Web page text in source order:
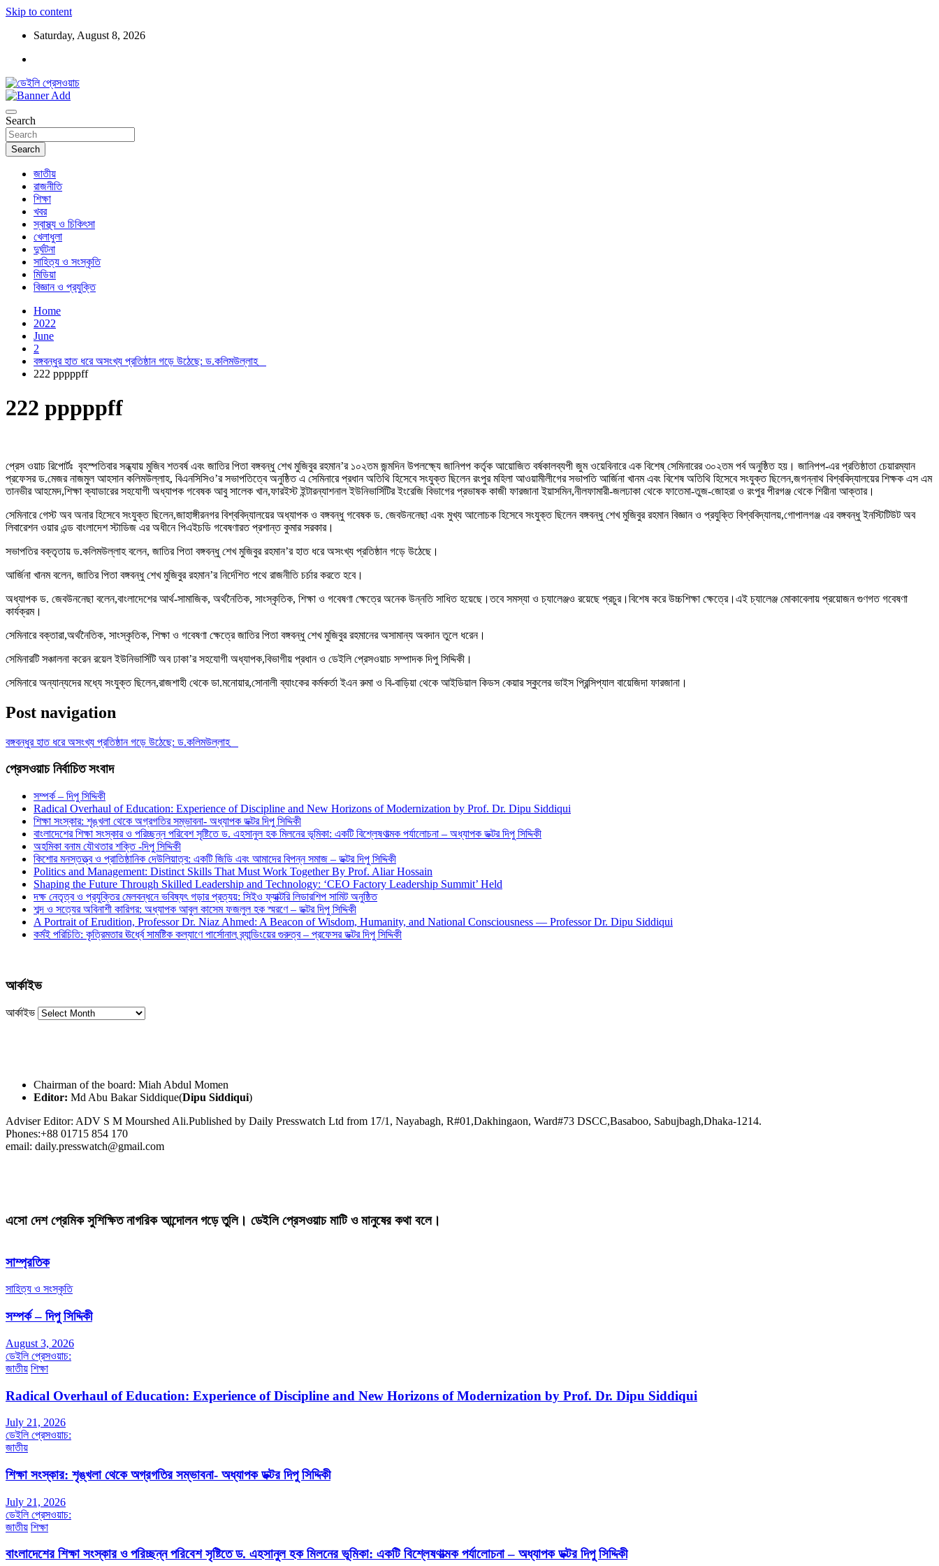
Skip to content
Saturday, August 8, 2026
ডেইলি প্রেসওয়াচ
Search
Search
জাতীয়
রাজনীতি
শিক্ষা
খবর
স্বাস্থ্য ও চিকিৎসা
খেলাধুলা
দুর্ঘটনা
সাহিত্য ও সংস্কৃতি
মিডিয়া
বিজ্ঞান ও প্রযুক্তি
Home
2022
June
2
বঙ্গবন্ধুর হাত ধরে অসংখ্য প্রতিষ্ঠান গড়ে উঠেছে: ড.কলিমউল্লাহ
222 pppppff
222 pppppff
প্রেস ওয়াচ রিপোর্টঃ বৃহস্পতিবার সন্ধ্যায় মুজিব শতবর্ষ এবং জাতির পিতা বঙ্গবন্ধু শেখ মুজিবুর রহমান’র ১০২তম জন্মদিন উপলক্ষ্যে জানিপপ কর্তৃক আয়োজিত বর্ষকালব্যপী জুম ওয়েবিনারে এক বিশেষ্ সেমিনারের ৩০২তম পর্ব অনুষ্ঠিত হয়। জানিপপ-এর প্রতিষ্ঠাতা চেয়ারম্যান
প্রফেসর ড.মেজর নাজমুল আহসান কলিমউল্লাহ, বিএনসিসিও’র সভাপতিত্বে অনুষ্ঠিত এ সেমিনারে প্রধান অতিথি হিসেবে সংযুক্ত ছিলেন রংপুর মহিলা আওয়ামীলীগের সভাপতি আর্জিনা খানম এবং বিশেষ অতিথি হিসেবে সংযুক্ত ছিলেন,জগন্নাথ বিশ্ববিদ্যালয়ের শিক্ষক এস এম
তানভীর আহমেদ,শিক্ষা ক্যাডারের সহযোগী অধ্যাপক গবেষক আবু সালেক খান,ফারইস্ট ইন্টারন্যাশনাল ইউনিভার্সিটির ইংরেজি বিভাগের প্রভাষক কাজী ফারজানা ইয়াসমিন,নীলফামারী-জলঢাকা থেকে ফাতেমা-তুজ-জোহরা ও রংপুর পীরগঞ্জ থেকে শিরীনা আক্তার।
সেমিনারে গেস্ট অব অনার হিসেবে সংযুক্ত ছিলেন,জাহাঙ্গীরনগর বিশ্ববিদ্যালয়ের অধ্যাপক ও বঙ্গবন্ধু গবেষক ড. জেবউননেছা এবং মুখ্য আলোচক হিসেবে সংযুক্ত ছিলেন বঙ্গবন্ধু শেখ মুজিবুর রহমান বিজ্ঞান ও প্রযুক্তি বিশ্ববিদ্যালয়,গোপালগঞ্জ এর বঙ্গবন্ধু ইনস্টিটিউট অব
লিবারেশন ওয়ার এন্ড বাংলাদেশ স্টাডিজ এর অধীনে পিএইচডি গবেষণারত প্রশান্ত কুমার সরকার।
সভাপতির বক্তৃতায় ড.কলিমউল্লাহ বলেন, জাতির পিতা বঙ্গবন্ধু শেখ মুজিবুর রহমান’র হাত ধরে অসংখ্য প্রতিষ্ঠান গড়ে উঠেছে।
আর্জিনা খানম বলেন, জাতির পিতা বঙ্গবন্ধু শেখ মুজিবুর রহমান’র নির্দেশিত পথে রাজনীতি চর্চার করতে হবে।
অধ্যাপক ড. জেবউননেছা বলেন,বাংলাদেশের আর্থ-সামাজিক, অর্থনৈতিক, সাংস্কৃতিক, শিক্ষা ও গবেষণা ক্ষেত্রে অনেক উন্নতি সাধিত হয়েছে।তবে সমস্যা ও চ্যালেঞ্জও রয়েছে প্রচুর।বিশেষ করে উচ্চশিক্ষা ক্ষেত্রে।এই চ্যালেঞ্জ মোকাবেলায় প্রয়োজন গুণগত গবেষণা
কার্যক্রম।
সেমিনারে বক্তারা,অর্থনৈতিক, সাংস্কৃতিক, শিক্ষা ও গবেষণা ক্ষেত্রে জাতির পিতা বঙ্গবন্ধু শেখ মুজিবুর রহমানের অসামান্য অবদান তুলে ধরেন।
সেমিনারটি সঞ্চালনা করেন রয়েল ইউনিভার্সিটি অব ঢাকা’র সহযোগী অধ্যাপক,বিভাগীয় প্রধান ও ডেইলি প্রেসওয়াচ সম্পাদক দিপু সিদ্দিকী।
সেমিনারে অন্যান্যদের মধ্যে সংযুক্ত ছিলেন,রাজশাহী থেকে ডা.মনোয়ার,সোনালী ব্যাংকের কর্মকর্তা ইএন রুমা ও বি-বাড়িয়া থেকে আইডিয়াল কিডস কেয়ার স্কুলের ভাইস প্রিন্সিপ্যাল বায়েজিদা ফারজানা।
Post navigation
বঙ্গবন্ধুর হাত ধরে অসংখ্য প্রতিষ্ঠান গড়ে উঠেছে: ড.কলিমউল্লাহ
প্রেসওয়াচ নির্বাচিত সংবাদ
সম্পর্ক – দিপু সিদ্দিকী
Radical Overhaul of Education: Experience of Discipline and New Horizons of Modernization by Prof. Dr. Dipu Siddiqui
শিক্ষা সংস্কার: শৃঙ্খলা থেকে অগ্রগতির সম্ভাবনা- অধ্যাপক ডক্টর দিপু সিদ্দিকী
বাংলাদেশের শিক্ষা সংস্কার ও পরিচ্ছন্ন পরিবেশ সৃষ্টিতে ড. এহসানুল হক মিলনের ভূমিকা: একটি বিশ্লেষণাত্মক পর্যালোচনা – অধ্যাপক ডক্টর দিপু সিদ্দিকী
অহমিকা বনাম যৌথতার শক্তি -দিপু সিদ্দিকী
কিশোর মনস্তত্ত্ব ও প্রাতিষ্ঠানিক দেউলিয়াত্ব: একটি জিডি এবং আমাদের বিপন্ন সমাজ – ডক্টর দিপু সিদ্দিকী
Politics and Management: Distinct Skills That Must Work Together By Prof. Aliar Hossain
Shaping the Future Through Skilled Leadership and Technology: ‘CEO Factory Leadership Summit’ Held
দক্ষ নেতৃত্ব ও প্রযুক্তির মেলবন্ধনে ভবিষ্যৎ গড়ার প্রত্যয়: সিইও ফ্যাক্টরি লিডারশিপ সামিট অনুষ্ঠিত
শব্দ ও সত্যের অবিনাশী কারিগর: অধ্যাপক আবুল কাসেম ফজলুল হক স্মরণে – ডক্টর দিপু সিদ্দিকী
A Portrait of Erudition, Professor Dr. Niaz Ahmed: A Beacon of Wisdom, Humanity, and National Consciousness — Professor Dr. Dipu Siddiqui
কর্মই পরিচিতি: কৃত্রিমতার ঊর্ধ্বে সামষ্টিক কল্যাণে পার্সোনাল ব্র্যান্ডিংয়ের গুরুত্ব – প্রফেসর ডক্টর দিপু সিদ্দিকী
আর্কাইভ
আর্কাইভ
Chairman of the board: Miah Abdul Momen
Editor: Md Abu Bakar Siddique(Dipu Siddiqui)
Adviser Editor: ADV S M Mourshed Ali.Published by Daily Presswatch Ltd from 17/1, Nayabagh, R#01,Dakhingaon, Ward#73 DSCC,Basaboo, Sabujbagh,Dhaka-1214.
Phones:+88 01715 854 170
email: daily.presswatch@gmail.com
এসো দেশ প্রেমিক সুশিক্ষিত নাগরিক আন্দোলন গড়ে তুলি। ডেইলি প্রেসওয়াচ মাটি ও মানুষের কথা বলে।
সাম্প্রতিক
সাহিত্য ও সংস্কৃতি
সম্পর্ক – দিপু সিদ্দিকী
August 3, 2026
ডেইলি প্রেসওয়াচ:
জাতীয় শিক্ষা
Radical Overhaul of Education: Experience of Discipline and New Horizons of Modernization by Prof. Dr. Dipu Siddiqui
July 21, 2026
ডেইলি প্রেসওয়াচ:
জাতীয়
শিক্ষা সংস্কার: শৃঙ্খলা থেকে অগ্রগতির সম্ভাবনা- অধ্যাপক ডক্টর দিপু সিদ্দিকী
July 21, 2026
ডেইলি প্রেসওয়াচ:
জাতীয় শিক্ষা
বাংলাদেশের শিক্ষা সংস্কার ও পরিচ্ছন্ন পরিবেশ সৃষ্টিতে ড. এহসানুল হক মিলনের ভূমিকা: একটি বিশ্লেষণাত্মক পর্যালোচনা – অধ্যাপক ডক্টর দিপু সিদ্দিকী